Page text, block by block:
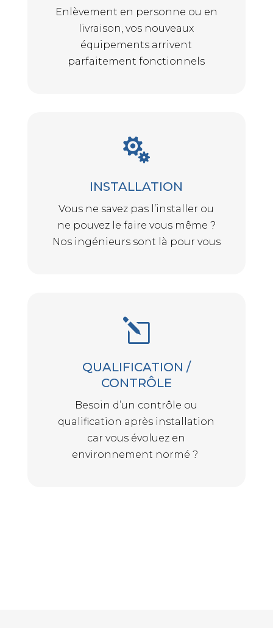
Enlèvement en personne ou en
livraison, vos nouveaux
équipements arrivent
parfaitement fonctionnels

INSTALLATION
Vous ne savez pas l’installer ou
ne pouvez le faire vous même ?
Nos ingénieurs sont là pour vous
l
QUALIFICATION /
CONTRÔLE
Besoin d’un contrôle ou
qualification après installation
car vous évoluez en
environnement normé ?